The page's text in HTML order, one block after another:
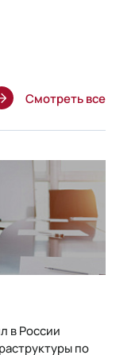
Смотреть все
в России
по